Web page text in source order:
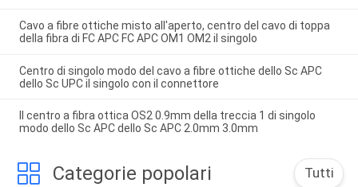
Cavo a fibre ottiche misto all'aperto, centro del cavo di toppa
della fibra di FC APC FC APC OM1 OM2 il singolo
Centro di singolo modo del cavo a fibre ottiche dello Sc APC
dello Sc UPC il singolo con il connettore
Il centro a fibra ottica OS2 0.9mm della treccia 1 di singolo
modo dello Sc APC dello Sc APC 2.0mm 3.0mm
Categorie popolari Tutti